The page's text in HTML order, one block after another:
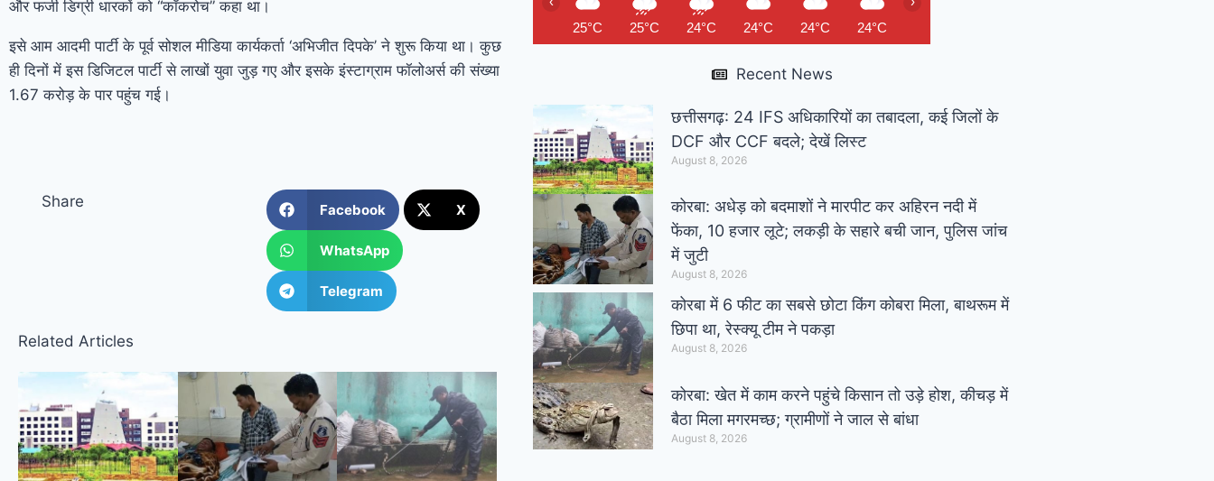
और फर्जी डिग्री धारकों को “कॉकरोच” कहा था।
इसे आम आदमी पार्टी के पूर्व सोशल मीडिया कार्यकर्ता ‘अभिजीत दिपके’ ने शुरू किया था। कुछ
ही दिनों में इस डिजिटल पार्टी से लाखों युवा जुड़ गए और इसके इंस्टाग्राम फॉलोअर्स की संख्या
1.67 करोड़ के पार पहुंच गई।
Share Facebook X
WhatsApp
Telegram
Related Articles
25°C 25°C 24°C 24°C 24°C 24°C
Recent News
छत्तीसगढ़: 24 IFS अधिकारियों का तबादला, कई जिलों के
DCF और CCF बदले; देखें लिस्ट
August 8, 2026
कोरबा: अधेड़ को बदमाशों ने मारपीट कर अहिरन नदी में
फेंका, 10 हजार लूटे; लकड़ी के सहारे बची जान, पुलिस जांच
में जुटी
August 8, 2026
कोरबा में 6 फीट का सबसे छोटा किंग कोबरा मिला, बाथरूम में
छिपा था, रेस्क्यू टीम ने पकड़ा
August 8, 2026
कोरबा: खेत में काम करने पहुंचे किसान तो उड़े होश, कीचड़ में
बैठा मिला मगरमच्छ; ग्रामीणों ने जाल से बांधा
August 8, 2026